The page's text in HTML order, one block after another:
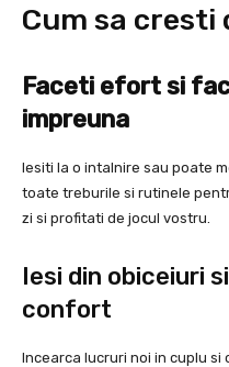
Cum sa cresti
Faceti efort si
impreuna
Iesiti la o intalnire sau poate
toate treburile si rutinele
zi si profitati de jocul vostru.
Iesi din obiceiuri
confort
Incearca lucruri noi in cuplu si